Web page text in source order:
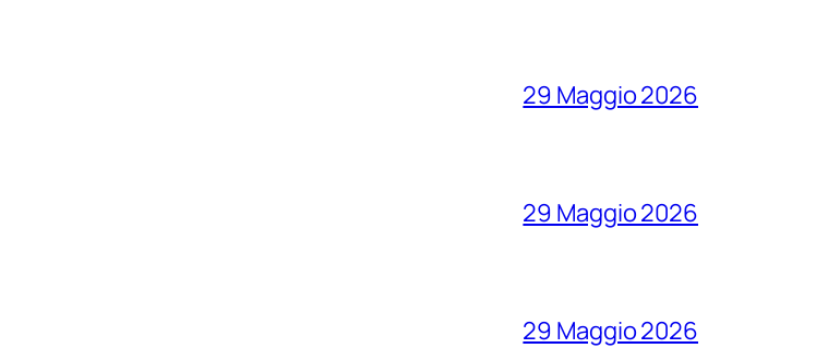
29 Maggio 2026
29 Maggio 2026
29 Maggio 2026